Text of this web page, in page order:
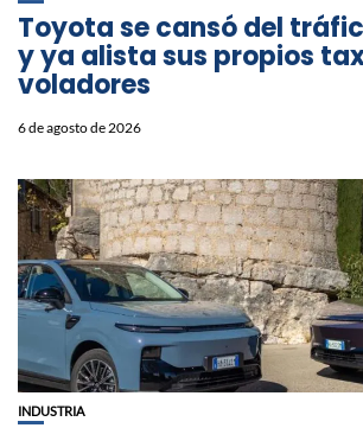
Toyota se cansó del
y ya alista sus propios
voladores
6 de agosto de 2026
INDUSTRIA